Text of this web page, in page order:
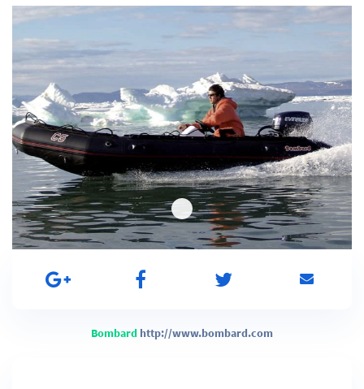
Bombard http://www.bombard.com